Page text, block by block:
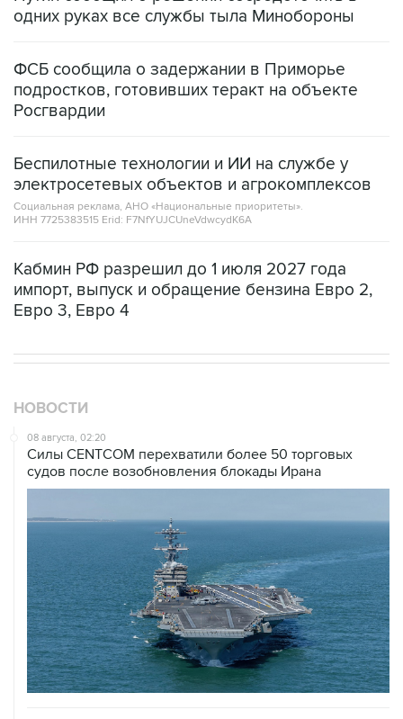
одних руках все службы тыла Минобороны
ФСБ сообщила о задержании в Приморье
подростков, готовивших теракт на объекте
Росгвардии
Беспилотные технологии и ИИ на службе у
электросетевых объектов и агрокомплексов
Социальная реклама, АНО «Национальные приоритеты».
ИНН 7725383515 Erid: F7NfYUJCUneVdwcydK6A
Кабмин РФ разрешил до 1 июля 2027 года
импорт, выпуск и обращение бензина Евро 2,
Евро 3, Евро 4
НОВОСТИ
08 августа, 02:20
Силы CENTCOM перехватили более 50 торговых
судов после возобновления блокады Ирана